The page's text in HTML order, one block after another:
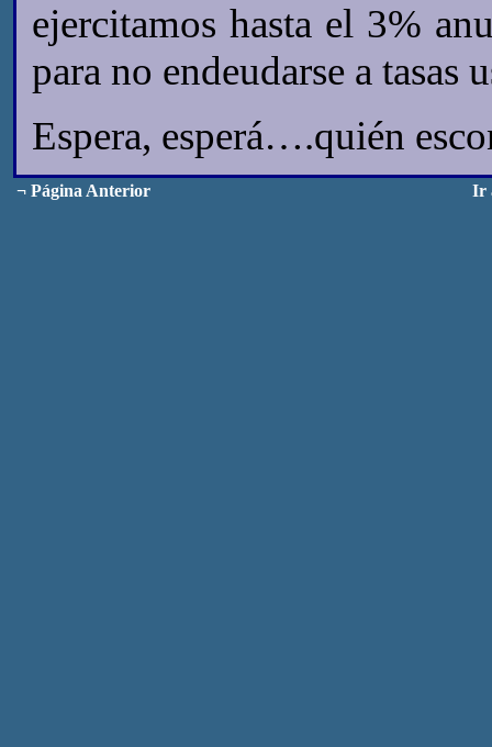
ejercitamos hasta el 3%
para no endeudarse a tasas
Espera, esperá….quién
¬ Página Anterior Ir